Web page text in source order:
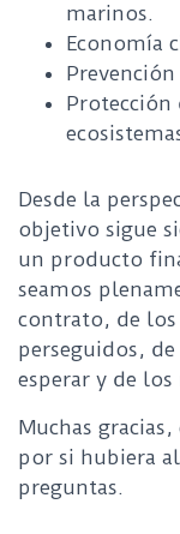
marinos.
Economía
Protección
Desde la
objetivo sigue
un producto
seamos
contrato, de
perseguidos,
esperar y de
Muchas
por si hubiera
preguntas.